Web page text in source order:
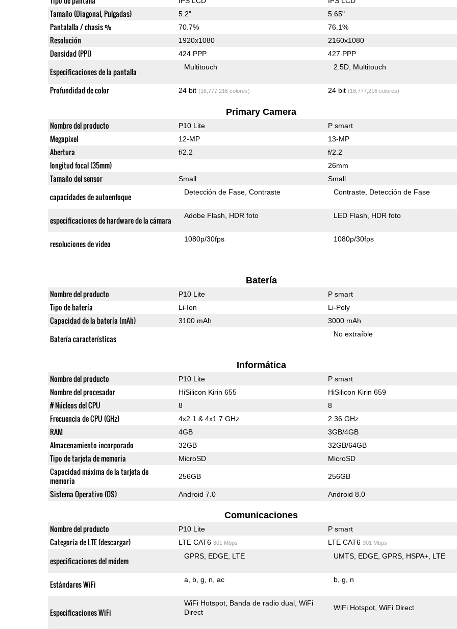
Tamaño (Diagonal, Pulgadas) 5.2" 5.65"
Pantalalla / chasis % 70.7% 76.1%
Resolución 1920x1080 2160x1080
Densidad (PPI) 424 PPP 427 PPP
Especificaciones de la pantalla Multitouch 2.5D Multitouch
Profundidad de color 24 bit (16,777,216 colores) 24 bit (16,777,216 colores)
Primary Camera
Nombre del producto P10 Lite P smart
Megapixel 12-MP 13-MP
Abertura f/2.2 f/2.2
longitud focal (35mm) 26mm
Tamaño del sensor Small Small
capacidades de autoenfoque Detección de Fase Contraste Contraste Detección de Fase
especificaciones de hardware de la cámara Adobe Flash HDR foto LED Flash HDR foto
resoluciones de video 1080p/30fps 1080p/30fps
Batería
Nombre del producto P10 Lite P smart
Tipo de batería Li-Ion Li-Poly
Capacidad de la batería (mAh) 3100 mAh 3000 mAh
Batería características No extraíble
Informática
Nombre del producto P10 Lite P smart
Nombre del procesador HiSilicon Kirin 655 HiSilicon Kirin 659
# Núcleos del CPU 8 8
Frecuencia de CPU (GHz) 4x2.1 & 4x1.7 GHz 2.36 GHz
RAM 4GB 3GB/4GB
Almacenamiento incorporado 32GB 32GB/64GB
Tipo de tarjeta de memoria MicroSD MicroSD
Capacidad máxima de la tarjeta de
memoria
256GB 256GB
Sistema Operativo (OS) Android 7.0 Android 8.0
Comunicaciones
Nombre del producto P10 Lite P smart
Categoría de LTE (descargar) LTE CAT6 301 Mbps LTE CAT6 301 Mbps
especificaciones del módem GPRS EDGE LTE UMTS EDGE GPRS HSPA+ LTE
Estándares WiFi a b g n ac b g n
Especificaciones WiFi
WiFi Hotspot Banda de radio dual WiFi
Direct
WiFi Hotspot WiFi Direct